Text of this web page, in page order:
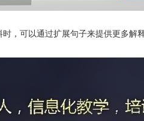
时，可以通过扩展句子来提供更多解